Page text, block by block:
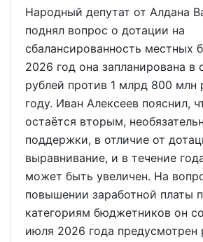
Народный депутат от Алдана
поднял вопрос о дотации на
сбалансированность местных
2026 год она запланирована в
рублей против 1 млрд 800 млн
году. Иван Алексеев пояснил,
остаётся вторым,
поддержки, в отличие от
выравнивание, и в течение
может быть увеличен. На
повышении заработной платы
категориям бюджетников он
июля 2026 года предусмотрен